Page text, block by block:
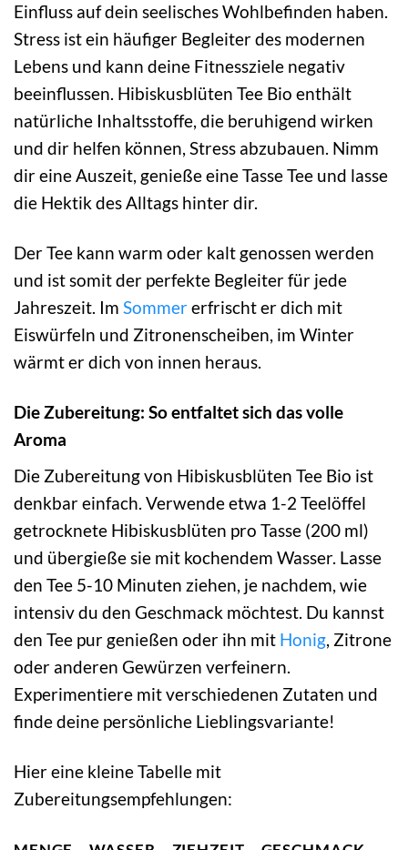
Einfluss auf dein seelisches Wohlbefinden haben.
Stress ist ein häufiger Begleiter des modernen
Lebens und kann deine Fitnessziele negativ
beeinflussen. Hibiskusblüten Tee Bio enthält
natürliche Inhaltsstoffe, die beruhigend wirken
und dir helfen können, Stress abzubauen. Nimm
dir eine Auszeit, genieße eine Tasse Tee und lasse
die Hektik des Alltags hinter dir.
Der Tee kann warm oder kalt genossen werden
und ist somit der perfekte Begleiter für jede
Jahreszeit. Im Sommererfrischt er dich mit
Eiswürfeln und Zitronenscheiben, im Winter
wärmt er dich von innen heraus.
Die Zubereitung: So entfaltet sich das volle
Aroma
Die Zubereitung von Hibiskusblüten Tee Bio ist
denkbar einfach. Verwende etwa 1-2 Teelöffel
getrocknete Hibiskusblüten pro Tasse (200 ml)
und übergieße sie mit kochendem Wasser. Lasse
den Tee 5-10 Minuten ziehen, je nachdem, wie
intensiv du den Geschmack möchtest. Du kannst
den Tee pur genießen oder ihn mit Honig , Zitrone
oder anderen Gewürzen verfeinern.
Experimentiere mit verschiedenen Zutaten und
finde deine persönliche Lieblingsvariante!
Hier eine kleine Tabelle mit
Zubereitungsempfehlungen: